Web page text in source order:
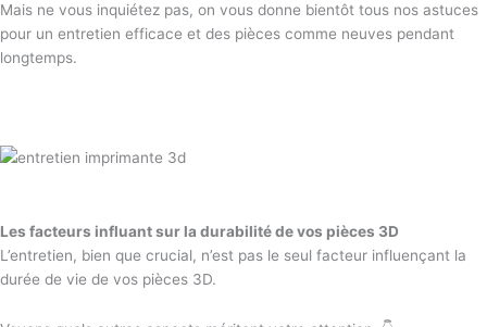
Mais ne vous inquiétez pas, on vous donne bientôt tous nos astuces
pour un entretien efficace et des pièces comme neuves pendant
longtemps.
Les facteurs influant sur la durabilité de vos pièces 3D
L’entretien, bien que crucial, n’est pas le seul facteur influençant la
durée de vie de vos pièces 3D.